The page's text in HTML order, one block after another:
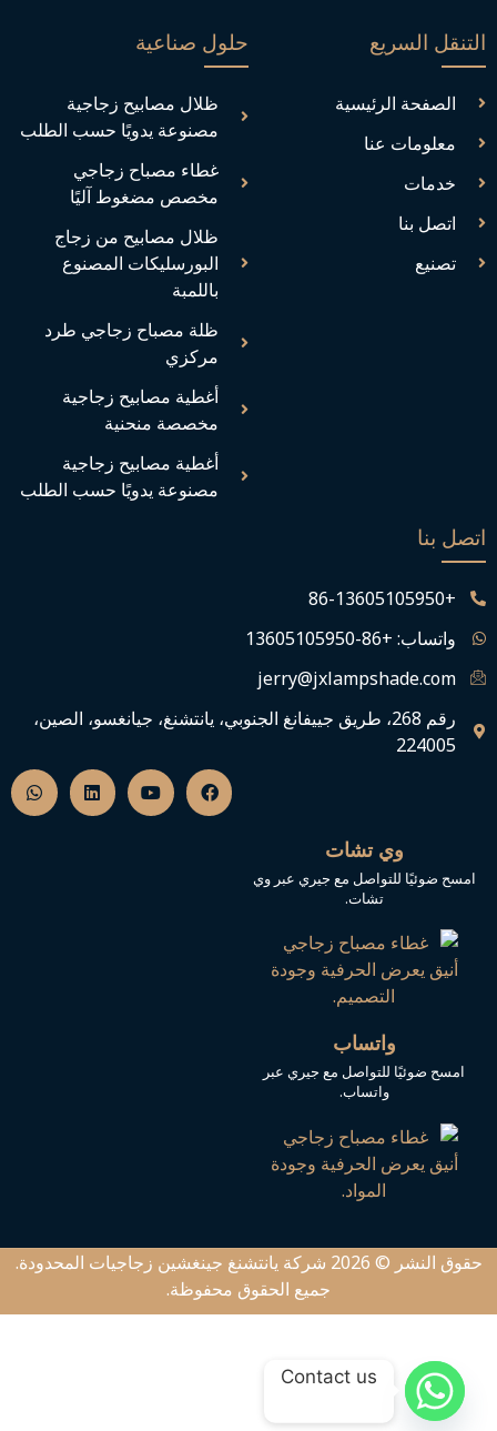
التنقل السريع
الصفحة الرئيسية
معلومات عنا
خدمات
اتصل بنا
تصنيع
حلول صناعية
ظلال مصابيح زجاجية
مصنوعة يدويًا حسب الطلب
غطاء مصباح زجاجي
مخصص مضغوط آليًا
ظلال مصابيح من زجاج
البورسليكات المصنوع
باللمبة
ظلة مصباح زجاجي طرد
مركزي
أغطية مصابيح زجاجية
مخصصة منحنية
أغطية مصابيح زجاجية
مصنوعة يدويًا حسب الطلب
اتصل بنا
+86-13605105950
واتساب: +86-13605105950
jerry@jxlampshade.com
رقم 268، طريق جييفانغ الجنوبي، يانتشنغ، جيانغسو، الصين،
224005
ف
ي
س
ب
ي
و
ت
ي
ل
ي
ن
ك
و
ا
ت
س
وي تشات
امسح ضوئيًا للتواصل مع جيري عبر وي
تشات.
واتساب
امسح ضوئيًا للتواصل مع جيري عبر
واتساب.
حقوق النشر © 2026 شركة يانتشنغ جينغشين زجاجيات المحدودة.
جميع الحقوق محفوظة.
Contact us